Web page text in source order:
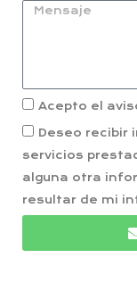
Acepto el
Deseo recibir
servicios
alguna otra
resultar de mi